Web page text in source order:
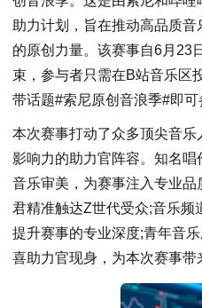
助力计划，旨在推动高品质
的原创力量。该赛事自6月23
束，参与者只需在B站音乐区
带话题#索尼原创音浪季#即可
本次赛事打动了众多顶尖音
影响力的助力官阵容。知名
音乐审美，为赛事注入专业
君精准触达Z世代受众;音乐频
提升赛事的专业深度;青年音
喜助力官现身，为本次赛事带